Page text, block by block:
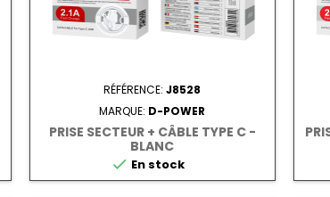
RÉFÉRENCE:J8528
MARQUE: D-POWER
PRISE SECTEUR + CÂBLE TYPE C -
BLANC
 En stock